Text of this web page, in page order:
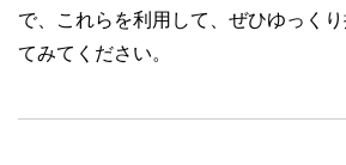
で、これらを利用して、ぜひゆっく
てみてください。